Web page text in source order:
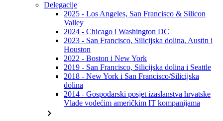
Delegacije
2025 - Los Angeles, San Francisco & Silicon
Valley
2024 - Chicago i Washington DC
2023 - San Francisco, Silicijska dolina, Austin i
Houston
2022 - Boston i New York
2019 - San Francisco, Silicijska dolina i Seattle
2018 - New York i San Francisco/Silicijska
dolina
2014 - Gospodarski posjet izaslanstva hrvatske
Vlade vodećim američkim IT kompanijama
chevron_right